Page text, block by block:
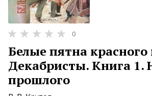
0
Белые пятна красного
Декабристы. Книга 1.
прошлого